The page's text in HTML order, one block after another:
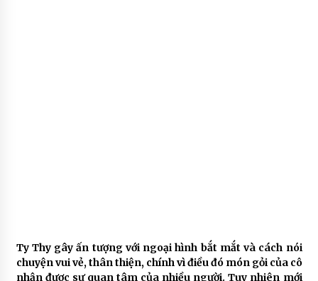
Ty Thy gây ấn tượng với ngoại hình bắt mắt và cách nói
chuyện vui vẻ, thân thiện, chính vì điều đó món gỏi của cô
nhận được sự quan tâm của nhiều người. Tuy nhiên mới